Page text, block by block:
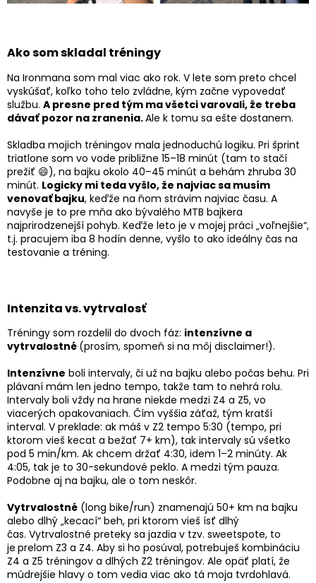
Ako som skladal tréningy
Na Ironmana som mal viac ako rok. V lete som preto chcel
vyskúšať, koľko toho telo zvládne, kým začne vypovedať
službu. A presne pred tým ma všetci varovali, že treba
dávať pozor na zranenia.Ale k tomu sa ešte dostanem.
Skladba mojich tréningov mala jednoduchú logiku. Pri šprint
triatlone som vo vode približne 15–18 minút (tam to stačí
prežiť 😄), na bajku okolo 40–45 minút a behám zhruba 30
minút. Logicky mi teda vyšlo, že najviac sa musím
venovať bajku, keďže na ňom strávim najviac času. A
navyše je to pre mňa ako bývalého MTB bajkera
najprirodzenejší pohyb. Keďže leto je v mojej práci „voľnejšie“,
t.j. pracujem iba 8 hodín denne, vyšlo to ako ideálny čas na
testovanie a tréning.
Intenzita vs. vytrvalosť
Tréningy som rozdelil do dvoch fáz: intenzívne a
vytrvalostné (prosím, spomeň si na môj disclaimer!).
Intenzívne boli intervaly, či už na bajku alebo počas behu. Pri
plávaní mám len jedno tempo, takže tam to nehrá rolu.
Intervaly boli vždy na hrane niekde medzi Z4 a Z5, vo
viacerých opakovaniach. Čím vyššia záťaž, tým kratší
interval. V preklade: ak máš v Z2 tempo 5:30 (tempo, pri
ktorom vieš kecat a bežať 7+ km), tak intervaly sú všetko
pod 5 min/km. Ak chcem držať 4:30, idem 1–2 minúty. Ak
4:05, tak je to 30-sekundové peklo. A medzi tým pauza.
Podobne aj na bajku, ale o tom neskôr.
Vytrvalostné (long bike/run) znamenajú 50+ km na bajku
alebo dlhý „kecací“ beh, pri ktorom vieš ísť dlhý
čas. Vytrvalostné preteky sa jazdia v tzv. sweetspote, to
je prelom Z3 a Z4. Aby si ho posúval, potrebuješ kombináciu
Z4 a Z5 tréningov a dlhých Z2 tréningov. Ale opäť platí, že
múdrejšie hlavy o tom vedia viac ako tá moja tvrdohlavá.